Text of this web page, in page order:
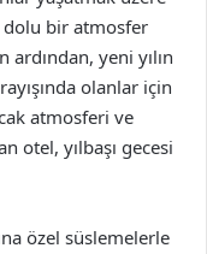
dolu bir atmosfer
ardından, yeni yılın
olanlar için
atmosferi ve
otel, yılbaşı gecesi
özel süslemelerle